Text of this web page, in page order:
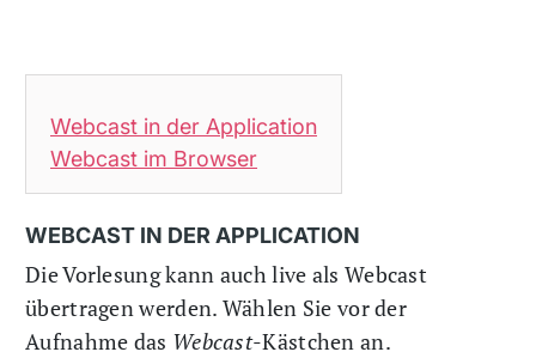
Webcast in der Application
Webcast im Browser
WEBCAST IN DER APPLICATION
Die Vorlesung kann auch live als Webcast
übertragen werden. Wählen Sie vor der
Aufnahme das Webcast-Kästchen an.